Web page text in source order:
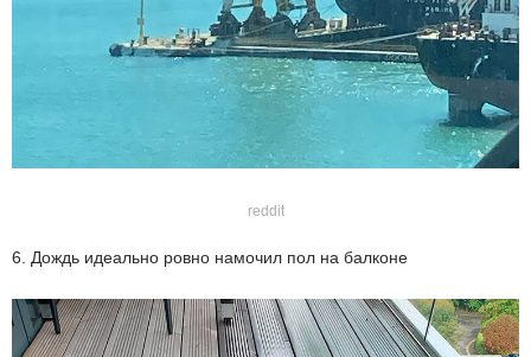
reddit
6. Дождь идеально ровно намочил пол на балконе